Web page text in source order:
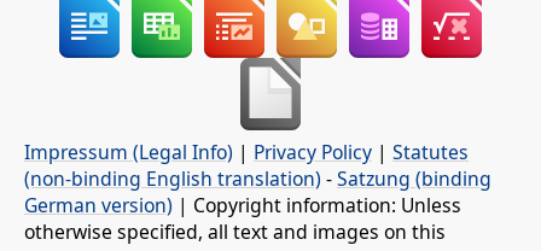
Impressum (Legal Info) | Privacy Policy | Statutes
(non-binding English translation) -Satzung (binding
German version) | Copyright information: Unless
otherwise specified, all text and images on this